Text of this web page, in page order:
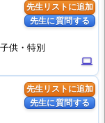
先生リストに追加
先生に質問する
computer
供・特別
先生リストに追加
先生に質問する